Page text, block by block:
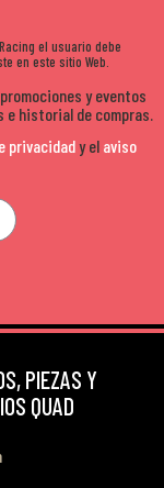
el usuario debe
en este sitio Web.
y eventos
e historial de compras.
privacidady el aviso
PIEZAS Y
QUAD